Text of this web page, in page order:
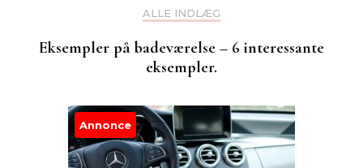
ALLE INDLÆG
Eksempler på badeværelse – 6 interessante
eksempler.
Annonce